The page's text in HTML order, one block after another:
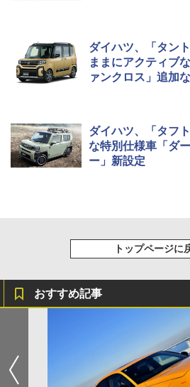
ダイハツ、「タン
ままにアクティブ
ァンクロス」追加
ダイハツ、「タフ
な特別仕様車「ダ
ー」新設定
トップページに
おすすめ記事